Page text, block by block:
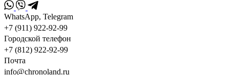
WhatsApp, Telegram
+7 (911) 922-92-99
Городской телефон
+7 (812) 922-92-99
Почта
info@chronoland.ru